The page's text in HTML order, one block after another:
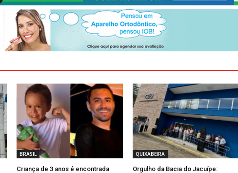
BRASIL
Criança de 3 anos é encontrada
QUIXABEIRA
Orgulho da Bacia do Jacuípe: